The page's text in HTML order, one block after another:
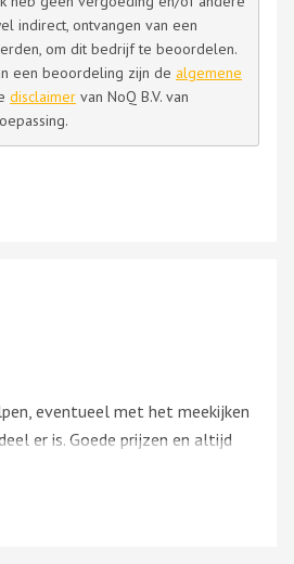
indirect, ontvangen van een
om dit bedrijf te beoordelen.
een beoordeling zijn de algemene
disclaimer van NoQ B.V. van
eventueel met het meekijken
er is. Goede prijzen en altijd